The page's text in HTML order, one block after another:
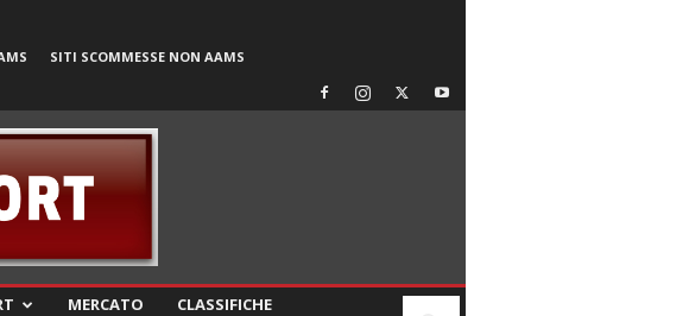
SITI SCOMMESSE NON AAMS
MERCATO
CLASSIFICHE